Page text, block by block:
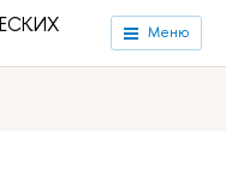
Меню
университет «Высшая
наук